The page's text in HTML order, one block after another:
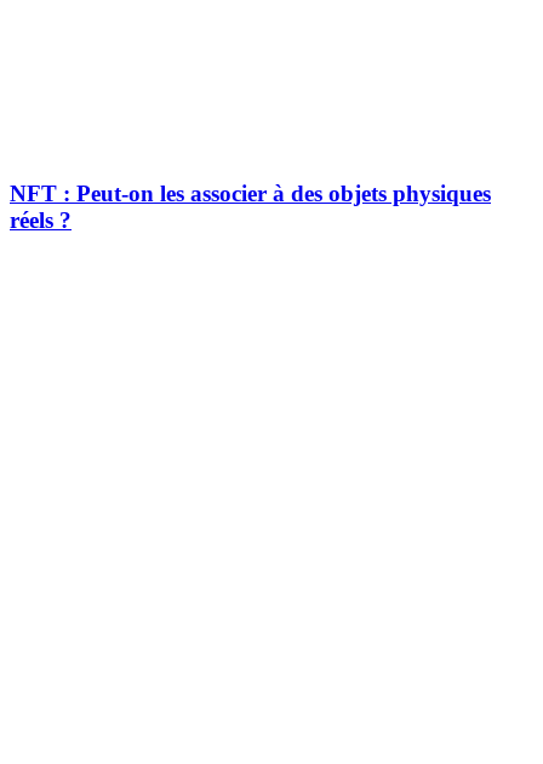
NFT : Peut-on les associer à des objets physiques
réels ?